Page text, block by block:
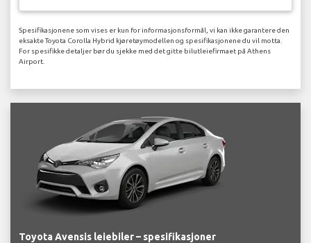
Spesifikasjonene som vises er kun for informasjonsformål, vi kan ikke garantere den
eksakte Toyota Corolla Hybrid kjøretøymodellen og spesifikasjonene du vil motta.
For spesifikke detaljer bør du sjekke med det gitte bilutleiefirmaet på Athens
Airport.
Toyota Avensis leiebiler – spesifikasjoner